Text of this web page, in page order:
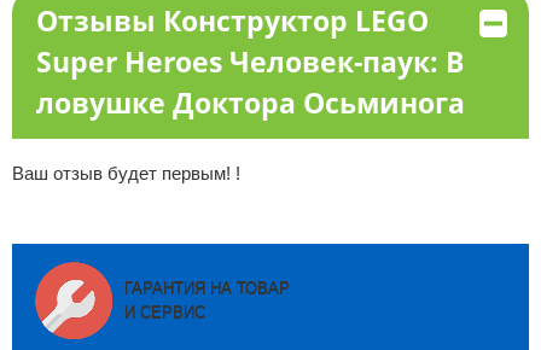
Отзывы Конструктор LEGO
Super Heroes Человек-паук: В
ловушке Доктора Осьминога
Ваш отзыв будет первым! !
ГАРАНТИЯ НА ТОВАР
И СЕРВИС